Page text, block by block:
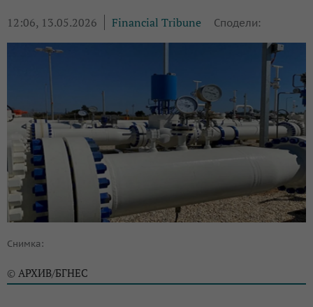
12:06, 13.05.2026 Financial Tribune Сподели:
Снимка:
© АРХИВ/БГНЕС